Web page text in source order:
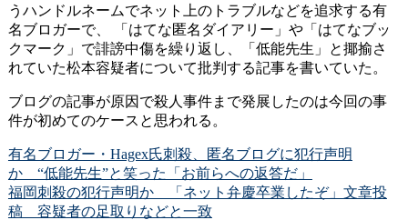
うハンドルネームでネット上のトラブルなどを追求する有
名ブロガーで、 「はてな匿名ダイアリー」や「はてなブッ
クマーク」で誹謗中傷を繰り返し、「低能先生」と揶揄さ
れていた松本容疑者について批判する記事を書いていた。
ブログの記事が原因で殺人事件まで発展したのは今回の事
件が初めてのケースと思われる。
有名ブロガー・Hagex氏刺殺、匿名ブログに犯行声明
か “低能先生”と笑った「お前らへの返答だ」
福岡刺殺の犯行声明か 「ネット弁慶卒業したぞ」文章投
稿 容疑者の足取りなどと一致